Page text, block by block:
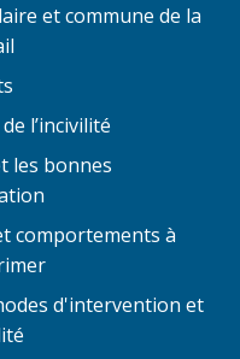
et commune de la
l’incivilité
les bonnes
comportements à
d'intervention et